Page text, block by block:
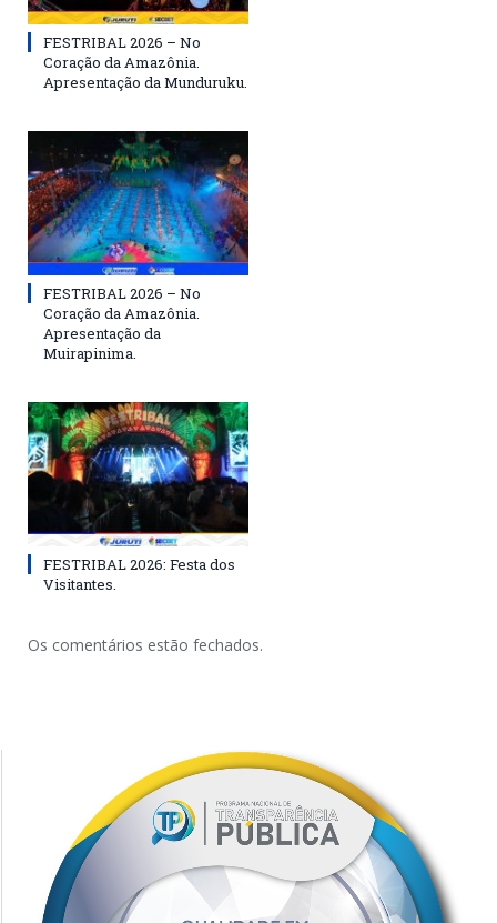
FESTRIBAL 2026 – No
Coração da Amazônia.
Apresentação da Munduruku.
FESTRIBAL 2026 – No
Coração da Amazônia.
Apresentação da
Muirapinima.
FESTRIBAL 2026: Festa dos
Visitantes.
Os comentários estão fechados.